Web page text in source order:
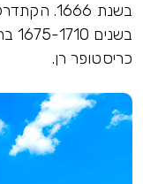
בשנת
כריסטופר רן.